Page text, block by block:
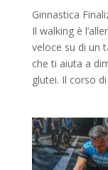
Ginnastica
Il walking è
veloce su di un
che ti aiuta a
glutei. Il corso